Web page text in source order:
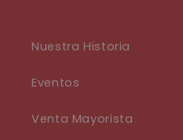
Nuestra Historia
Eventos
Venta Mayorista